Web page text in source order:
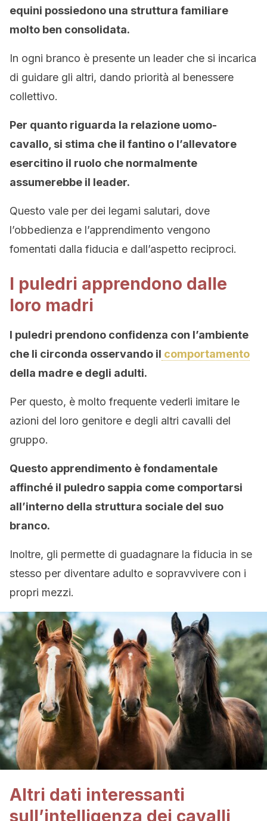
equini possiedono una struttura familiare
molto ben consolidata.
In ogni branco è presente un leader che si incarica
di guidare gli altri, dando priorità al benessere
collettivo.
Per quanto riguarda la relazione uomo-
cavallo, si stima che il fantino o l’allevatore
esercitino il ruolo che normalmente
assumerebbe il leader.
Questo vale per dei legami salutari, dove
l’obbedienza e l’apprendimento vengono
fomentati dalla fiducia e dall’aspetto reciproci.
I puledri apprendono dalle
loro madri
I puledri prendono confidenza con l’ambiente
che li circonda osservando il comportamento
della madre e degli adulti.
Per questo, è molto frequente vederli imitare le
azioni del loro genitore e degli altri cavalli del
gruppo.
Questo apprendimento è fondamentale
affinché il puledro sappia come comportarsi
all’interno della struttura sociale del suo
branco.
Inoltre, gli permette di guadagnare la fiducia in se
stesso per diventare adulto e sopravvivere con i
propri mezzi.
Altri dati interessanti
sull’intelligenza dei cavalli